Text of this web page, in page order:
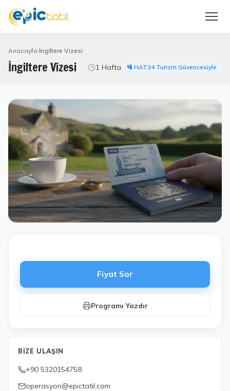
Anasayfa İngiltere Vizesi
İngiltere Vizesi 1 Hafta 🛂 HAT34 Turizm Güvencesiyle
Fiyat Sor
Programı Yazdır
BIZE ULAŞIN
+90 5320154758
operasyon@epictatil.com